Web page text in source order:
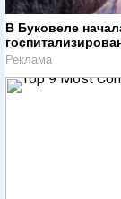
В Буковеле
Реклама